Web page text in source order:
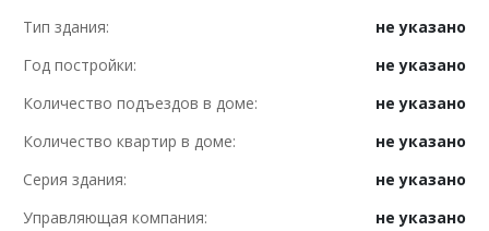
Тип здания:
не указано
Год постройки:
не указано
Количество подъездов в доме:
не указано
Количество квартир в доме:
не указано
Серия здания:
не указано
Управляющая компания:
не указано